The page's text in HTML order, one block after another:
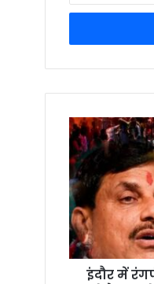
t
r
u
E
m
a
i
l
a
d
d
r
इंदौर में